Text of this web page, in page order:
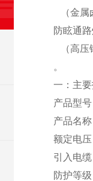
（金属
防眩通
（高压
。
一：主
产品型
产品名
额定电
引入电
防护等